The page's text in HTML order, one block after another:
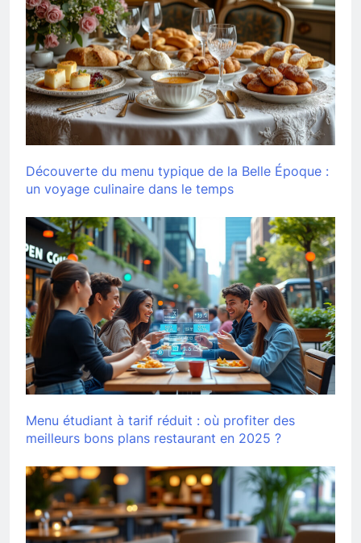
Découverte du menu typique de la Belle Époque :
un voyage culinaire dans le temps
Menu étudiant à tarif réduit : où profiter des
meilleurs bons plans restaurant en 2025 ?